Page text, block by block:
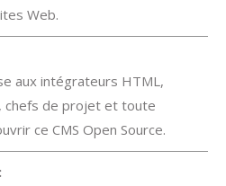
Web.
aux intégrateurs HTML,
chefs de projet et toute
ce CMS Open Source.